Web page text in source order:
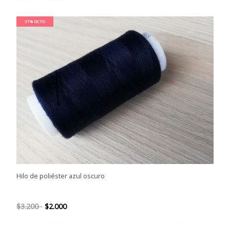
37% DCTO
Hilo de poliéster azul oscuro
$3.200 $2.000